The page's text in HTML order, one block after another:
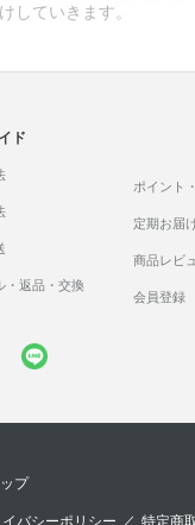
していきます。
ド
・返品・交換
ポイント
定期お届
商品レビ
会員登録
プ
イバシーポリシー ／ 特定商